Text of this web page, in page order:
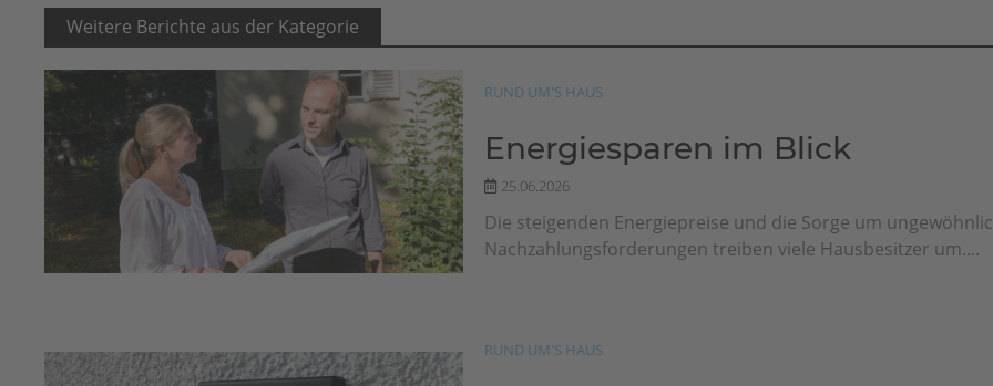
Weitere Berichte aus der Kategorie
RUND UM'S HAUS
Energiesparen im Blick
25.06.2026
Die steigenden Energiepreise und die Sorge um
Nachzahlungsforderungen treiben viele Hausbesitzer um....
RUND UM'S HAUS